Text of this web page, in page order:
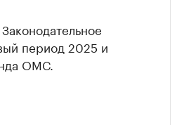
период 2025 и
ОМС.